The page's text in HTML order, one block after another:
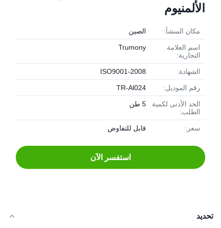
الألمنيوم
مكان المنشأ: الصين
اسم العلامة
التجارية:
Trumony
الشهادة: ISO9001-2008
رقم الموديل: TR-Al024
الحد الأدنى لكمية
الطلب:
5 طن
سعر: قابل للتفاوض
استفسر الآن
تحديد